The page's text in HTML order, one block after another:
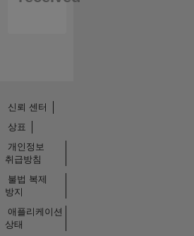
신뢰 센터
상표
개인정보
취급방침
불법 복제
방지
애플리케이션
상태